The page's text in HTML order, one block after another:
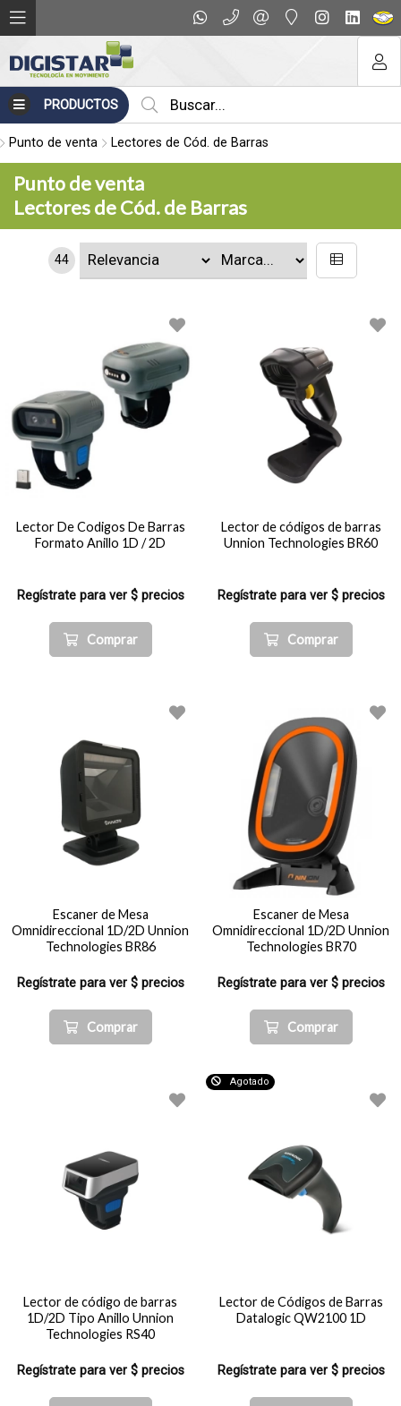
PRODUCTOS
Punto de venta Lectores de Cód. de Barras
Punto de venta
Lectores de Cód. de Barras
44
Lector De Codigos De Barras
Formato Anillo 1D / 2D
Regístrate para ver $ precios
Comprar
Lector de códigos de barras
Unnion Technologies BR60
Regístrate para ver $ precios
Comprar
Escaner de Mesa
Omnidireccional 1D/2D Unnion
Technologies BR86
Regístrate para ver $ precios
Comprar
Escaner de Mesa
Omnidireccional 1D/2D Unnion
Technologies BR70
Regístrate para ver $ precios
Comprar
Lector de código de barras
1D/2D Tipo Anillo Unnion
Technologies RS40
Regístrate para ver $ precios
Agotado
Lector de Códigos de Barras
Datalogic QW2100 1D
Regístrate para ver $ precios